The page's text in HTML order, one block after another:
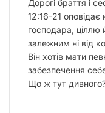
Дорогі браття і
12:16-21
господара, ціллю
залежним ні від
Він хотів мати
забезпечення
Що ж тут